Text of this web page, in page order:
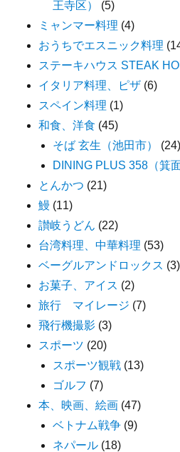
王寺区）
(5)
ミャンマー料理 (4)
おうちでエスニック料理
ステーキハウス STEAK
イタリア料理、ピザ (6)
スペイン料理 (1)
和食、洋食 (45)
そば 玄生（池田市）
(24)
DINING PLUS 358（箕面
とんかつ (21)
鰻 (11)
讃岐うどん (22)
台湾料理、中華料理 (53)
ベーグルアンドロックス (3)
お菓子、アイス (2)
旅行 マイレージ (7)
飛行機撮影 (3)
スポーツ (20)
スポーツ観戦 (13)
ゴルフ (7)
本、映画、絵画 (47)
ベトナム戦争 (9)
ネパール (18)